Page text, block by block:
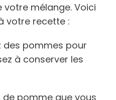
mélange. Voici
votre recette :
des pommes pour
à conserver les
de pomme que vous